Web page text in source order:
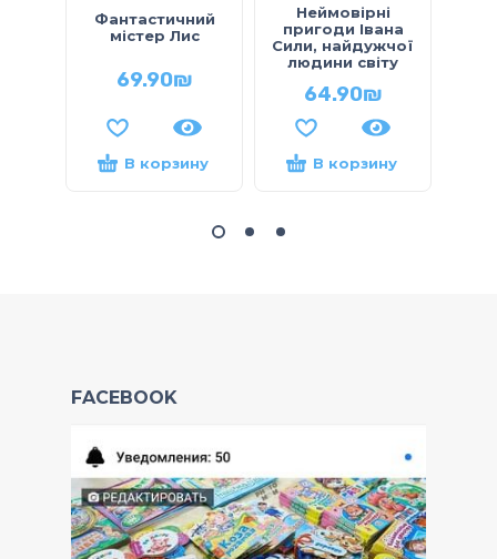
Фантастичний
містер Лис
69.90₪
В корзину
Неймовірні
пригоди Івана
Сили, найдужчої
людини світу
64.90₪
В корзину
FACEBOOK